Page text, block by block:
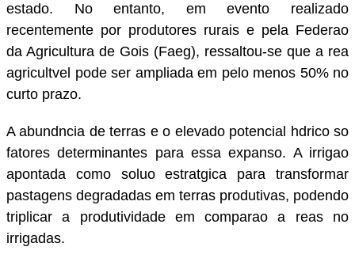
estado. No entanto, em evento realizado
recentemente por produtores rurais e pela Federao
da Agricultura de Gois (Faeg), ressaltou-se que a rea
agricultvel pode ser ampliada em pelo menos 50% no
curto prazo.
A abundncia de terras e o elevado potencial hdrico so
fatores determinantes para essa expanso. A irrigao
apontada como soluo estratgica para transformar
pastagens degradadas em terras produtivas, podendo
triplicar a produtividade em comparao a reas no
irrigadas.